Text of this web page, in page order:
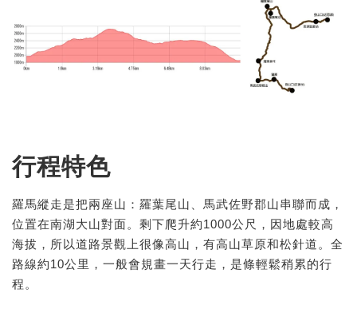
行程特色
羅馬縱走是把兩座山：羅葉尾山、馬武佐野郡山串聯而成，
位置在南湖大山對面。剩下爬升約1000公尺，因地處較高
海拔，所以道路景觀上很像高山，有高山草原和松針道。全
路線約10公里，一般會規畫一天行走，是條輕鬆稍累的行
程。